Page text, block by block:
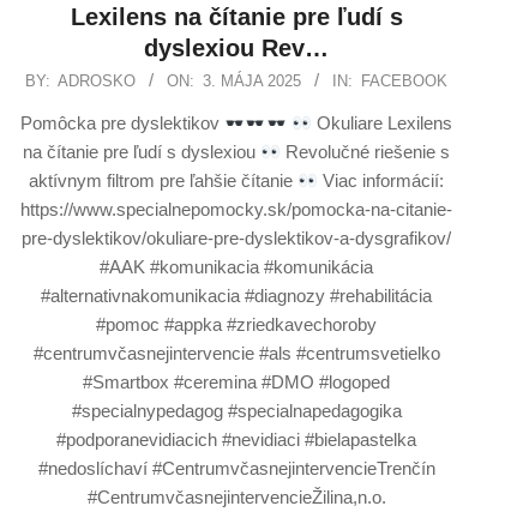
Lexilens na čítanie pre ľudí s
dyslexiou Rev…
BY: ADROSKO ON: 3. MÁJA 2025 IN: FACEBOOK
Pomôcka pre dyslektikov
Okuliare Lexilens
na čítanie pre ľudí s dyslexiou
Revolučné riešenie s
aktívnym filtrom pre ľahšie čítanie
Viac informácií:
https://www.specialnepomocky.sk/pomocka-na-citanie-
pre-dyslektikov/okuliare-pre-dyslektikov-a-dysgrafikov/
#AAK #komunikacia #komunikácia
#alternativnakomunikacia #diagnozy #rehabilitácia
#pomoc #appka #zriedkavechoroby
#centrumvčasnejintervencie #als #centrumsvetielko
#Smartbox #ceremina #DMO #logoped
#specialnypedagog #specialnapedagogika
#podporanevidiacich #nevidiaci #bielapastelka
#nedoslíchaví #CentrumvčasnejintervencieTrenčín
#CentrumvčasnejintervencieŽilina,n.o.